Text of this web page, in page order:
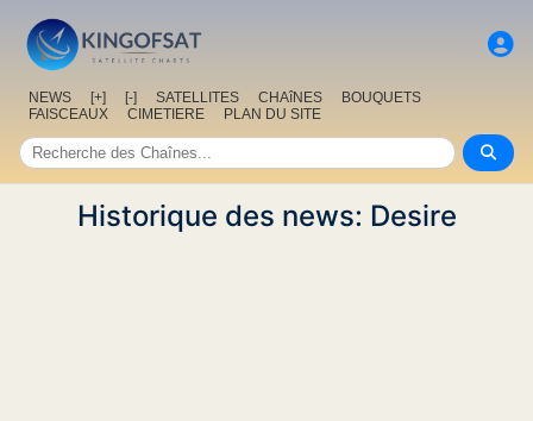
NEWS [+] [-] SATELLITES CHAîNES
BOUQUETS
FAISCEAUX
CIMETIERE PLAN DU SITE
Historique des news: Desire